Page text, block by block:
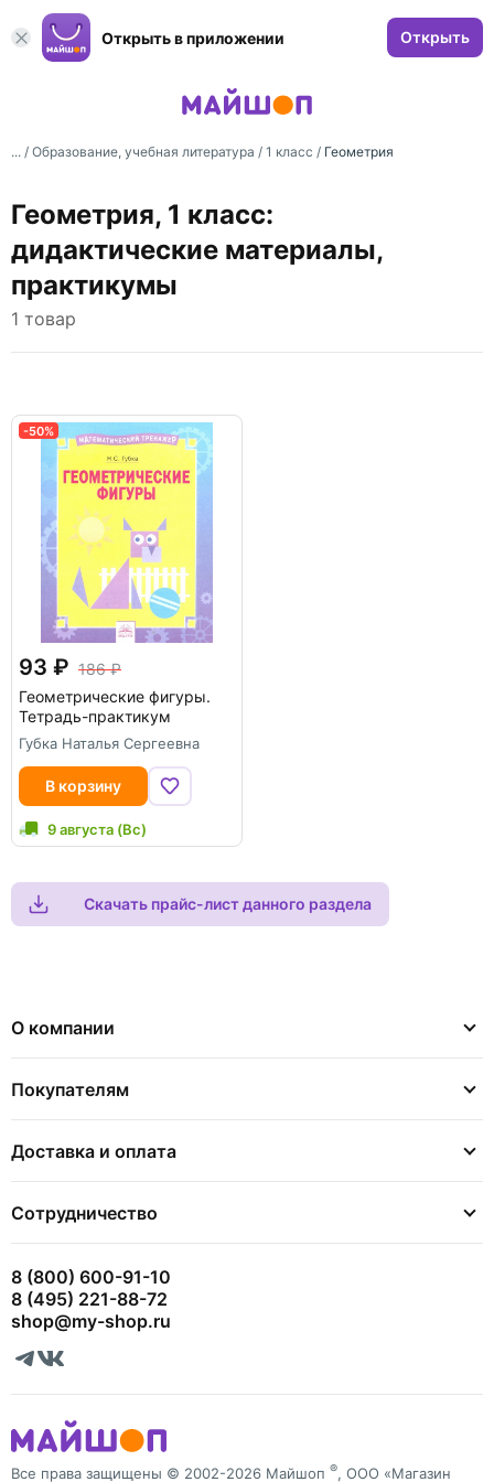
Открыть в приложении Открыть
... / Образование, учебная литература / 1 класс / Геометрия
Геометрия, 1 класс:
дидактические материалы,
практикумы
1 товар
-50%
93
186
Геометрические фигуры.
Тетрадь-практикум
Губка Наталья Сергеевна
В корзину
9 августа (Вс)
Скачать прайс-лист данного раздела
О компании
Покупателям
Доставка и оплата
Сотрудничество
8 (800) 600-91-10
8 (495) 221-88-72
shop@my-shop.ru
Все права защищены © 2002-2026 Майшоп ®, ООО «Магазин